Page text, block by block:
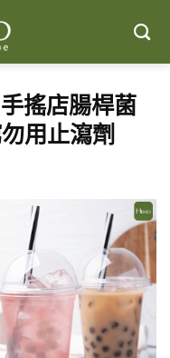
搖店腸桿菌
用止瀉劑